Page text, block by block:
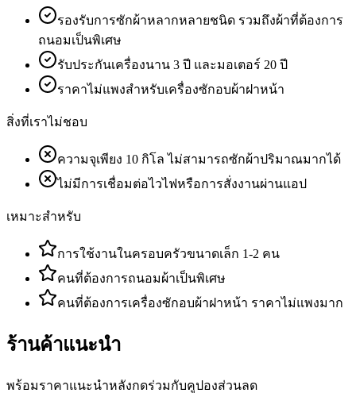
รองรับการซักผ้าหลากหลายชนิด รวมถึงผ้าที่ต้องการ
ถนอมเป็นพิเศษ
รับประกันเครื่องนาน 3 ปี และมอเตอร์ 20 ปี
ราคาไม่แพงสำหรับเครื่องซักอบผ้าฝาหน้า
สิ่งที่เราไม่ชอบ
ความจุเพียง 10 กิโล ไม่สามารถซักผ้าปริมาณมากได้
ไม่มีการเชื่อมต่อไวไฟหรือการสั่งงานผ่านแอป
เหมาะสำหรับ
การใช้งานในครอบครัวขนาดเล็ก 1-2 คน
คนที่ต้องการถนอมผ้าเป็นพิเศษ
คนที่ต้องการเครื่องซักอบผ้าฝาหน้า ราคาไม่แพงมาก
ร้านค้าแนะนำ
พร้อมราคาแนะนำหลังกดร่วมกับคูปองส่วนลด